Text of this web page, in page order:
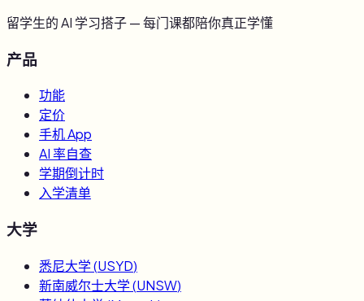
留学生的 AI 学习搭子 — 每门课都陪你真正学懂
产品
功能
定价
手机 App
AI 率自查
学期倒计时
入学清单
大学
悉尼大学(USYD)
新南威尔士大学(UNSW)